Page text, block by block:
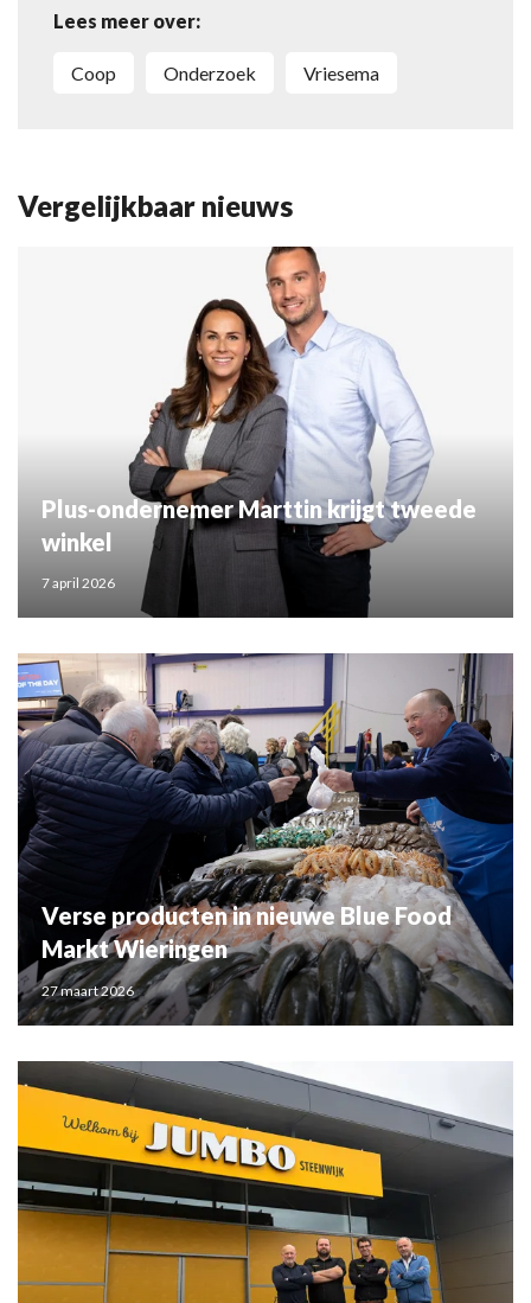
Lees meer over:
Coop Onderzoek Vriesema
Vergelijkbaar nieuws
Plus-ondernemer Marttin krijgt tweede
winkel
7 april 2026
Verse producten in nieuwe Blue Food
Markt Wieringen
27 maart 2026